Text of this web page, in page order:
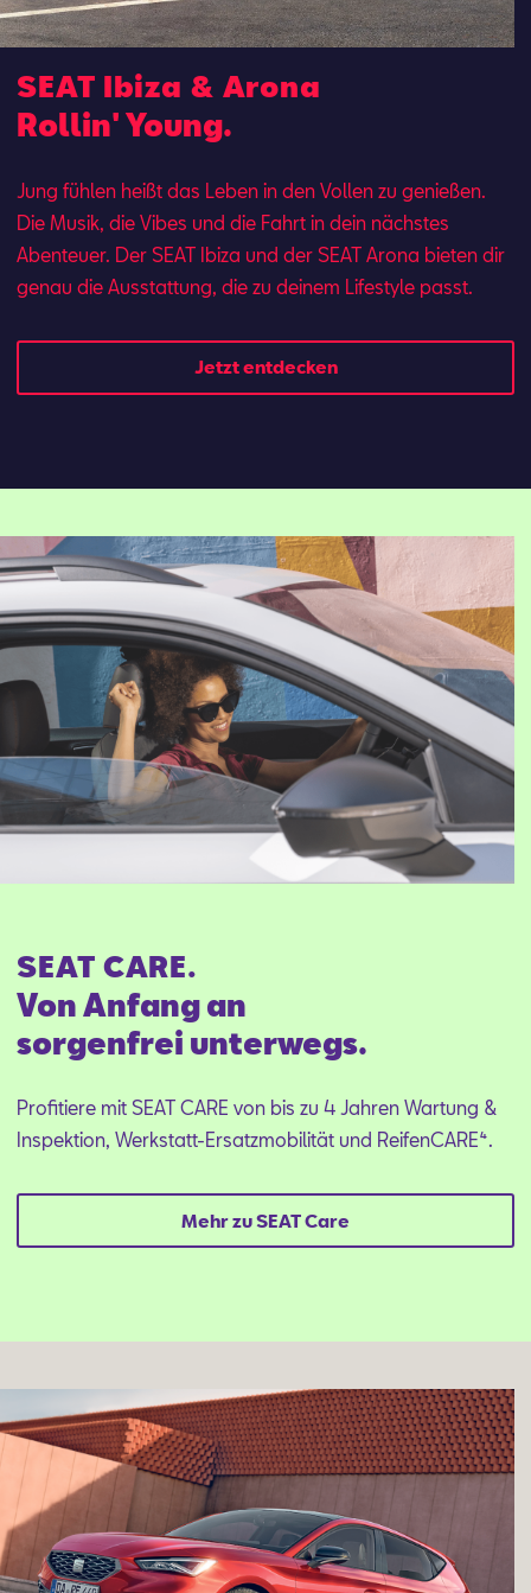
SEAT Ibiza & Arona
Rollin' Young.
Jung fühlen heißt das Leben in den Vollen zu genießen.
Die Musik, die Vibes und die Fahrt in dein nächstes
Abenteuer. Der SEAT Ibi­za und der SEAT Aro­na bie­ten dir
ge­nau die Aus­stat­tung, die zu dei­nem Lifestyle passt.
Jetzt entdecken
SEAT CARE.
Von Anfang an
sorgenfrei unterwegs.
Profitiere mit SEAT CARE von bis zu 4 Jahren Wartung &
Inspektion, Werkstatt-Ersatzmobilität und ReifenCARE⁴.
Mehr zu SEAT Care